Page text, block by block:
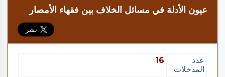
عيون الأدلة في مسائل الخلاف بين فقهاء الأمصار
عدد
المدخلات
16